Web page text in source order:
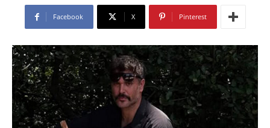
Facebook X Pinterest